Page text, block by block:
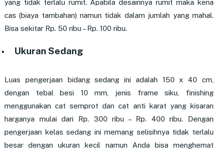
yang tidak terlalu rumit. Apabila desainnya rumit maka kena
cas (biaya tambahan) namun tidak dalam jumlah yang mahal.
Bisa sekitar Rp. 50 ribu – Rp. 100 ribu.
Ukuran Sedang
Luas pengerjaan bidang sedang ini adalah 150 x 40 cm,
dengan tebal besi 10 mm, jenis frame siku, finishing
menggunakan cat semprot dan cat anti karat yang kisaran
harganya mulai dari Rp. 300 ribu – Rp. 400 ribu. Dengan
pengerjaan kelas sedang ini memang selisihnya tidak terlalu
besar dengan ukuran kecil namun Anda bisa menghemat